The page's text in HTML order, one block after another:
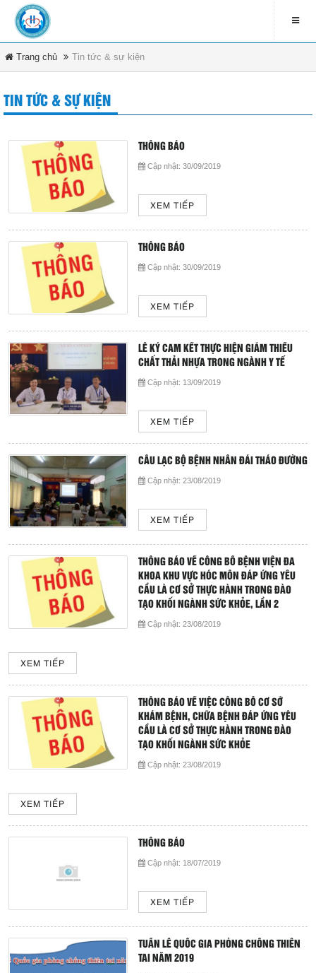
Trang chủ Tin tức & sự kiện
TIN TỨC & SỰ KIỆN
THÔNG BÁO
Cập nhật: 30/09/2019
XEM TIẾP
THÔNG BÁO
Cập nhật: 30/09/2019
XEM TIẾP
LỄ KÝ CAM KẾT THỰC HIỆN GIẢM THIỂU
CHẤT THẢI NHỰA TRONG NGÀNH Y TẾ
Cập nhật: 13/09/2019
XEM TIẾP
CÂU LẠC BỘ BỆNH NHÂN ĐÁI THÁO ĐƯỜNG
Cập nhật: 23/08/2019
XEM TIẾP
THÔNG BÁO VỀ CÔNG BỐ BỆNH VIỆN ĐA
KHOA KHU VỰC HÓC MÔN ĐÁP ỨNG YÊU
CẦU LÀ CƠ SỞ THỰC HÀNH TRONG ĐÀO
TẠO KHỐI NGÀNH SỨC KHỎE, LẦN 2
Cập nhật: 23/08/2019
XEM TIẾP
THÔNG BÁO VỀ VIỆC CÔNG BỐ CƠ SỞ
KHÁM BỆNH, CHỮA BỆNH ĐÁP ỨNG YÊU
CẦU LÀ CƠ SỞ THỰC HÀNH TRONG ĐÀO
TẠO KHỐI NGÀNH SỨC KHỎE
Cập nhật: 23/08/2019
XEM TIẾP
THÔNG BÁO
Cập nhật: 18/07/2019
XEM TIẾP
TUẦN LỄ QUỐC GIA PHÒNG CHỐNG THIÊN
TAI NĂM 2019
DANH MỤC
Trang chủ
Tin tức & sự kiện
Quy chế bệnh viện
Tổ chức bệnh viện
Thông báo từ bệnh viện
Thông tin dược phẩm
Hoạt động đoàn thể
Hướng dẫn bệnh nhân
Chuyên khoa
Thư viện
Lịch làm việc
Thư giãn
Cấp cứu (24/24)
TP.HCM
ĐĂNG KÝ
COPYRIGHT 2015. ALL RIGHTS RESERVED